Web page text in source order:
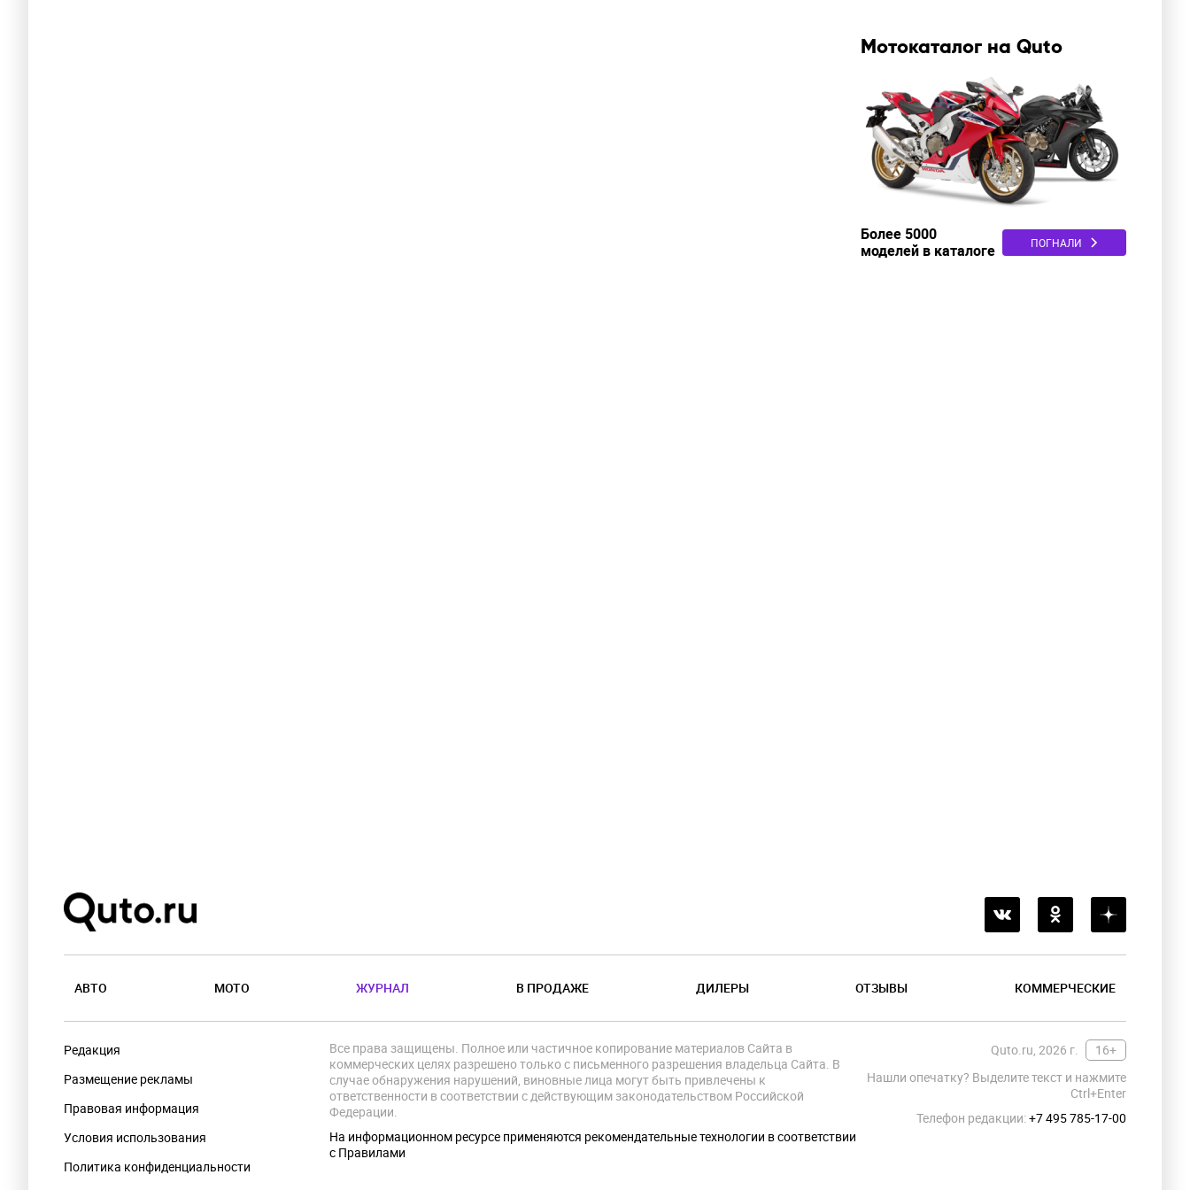
Мотокаталог на Quto
Более 5000
моделей в каталоге
ПОГНАЛИ
АВТО МОТО ЖУРНАЛ В ПРОДАЖЕ ДИЛЕРЫ ОТЗЫВЫ КОММЕРЧЕСКИЕ
Редакция
Размещение рекламы
Правовая информация
Условия использования
Политика конфиденциальности
Quto.ru, 2026 г.
16+
Нашли опечатку? Выделите текст и нажмите
Ctrl+Enter
Телефон редакции:+7 495 785-17-00
Все права защищены. Полное или частичное копирование материалов Сайта в
коммерческих целях разрешено только с письменного разрешения владельца Сайта. В
случае обнаружения нарушений, виновные лица могут быть привлечены к
ответственности в соответствии с действующим законодательством Российской
Федерации.
На информационном ресурсе применяются рекомендательные технологии в соответствии
с Правилами